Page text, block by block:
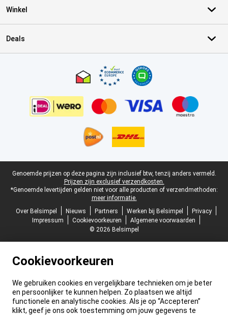
Winkel
Deals
Juridische voettekst
Genoemde prijzen op deze pagina zijn inclusief btw, tenzij anders vermeld.
Prijzen zijn exclusief verzendkosten.
*Genoemde levertijden gelden niet voor alle producten of verzendmethoden:
meer informatie.
Over Belsimpel
Nieuws Partners Werken bij Belsimpel
Privacy
Impressum
Cookievoorkeuren
Algemene voorwaarden
© 2026 Belsimpel
Cookievoorkeuren
We gebruiken cookies en vergelijkbare technieken om je beter
en persoonlijker te kunnen helpen. Zo plaatsen we altijd
functionele en analytische cookies. Als je op “Accepteren”
klikt, geef je ons ook toestemming om jouw gegevens te